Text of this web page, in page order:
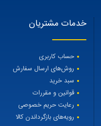
خدمات مشتریان
حساب کاربری
روش‌های ارسال سفارش
سبد خرید
قوانین و مقررات
رعایت حریم خصوصی
رویه‌های بازگرداندن کالا